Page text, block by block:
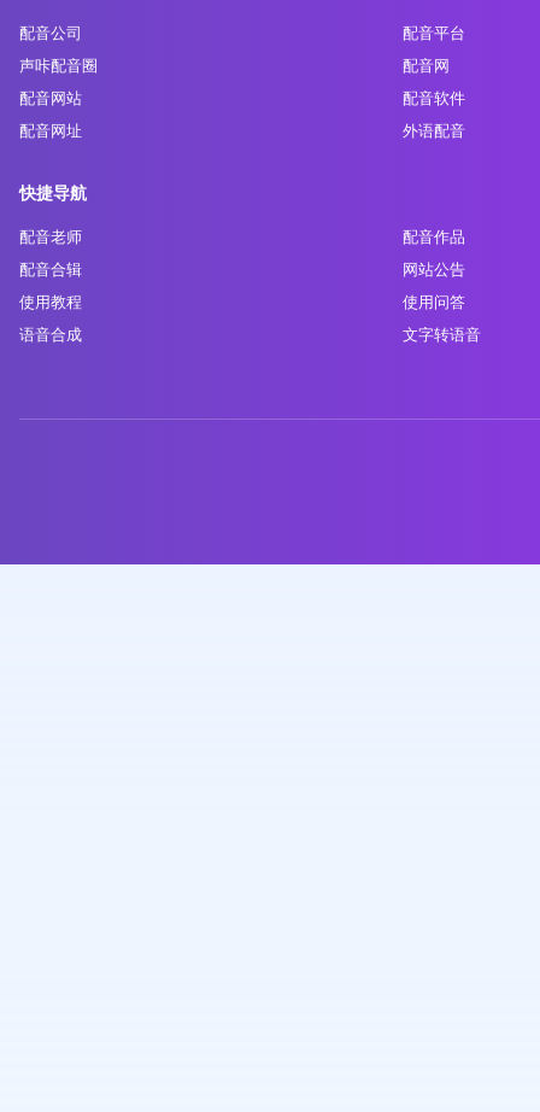
配音公司
配音平台
声咔配音圈
配音网
配音网站
配音软件
配音网址
外语配音
快捷导航
配音老师
配音作品
配音合辑
网站公告
使用教程
使用问答
语音合成
文字转语音